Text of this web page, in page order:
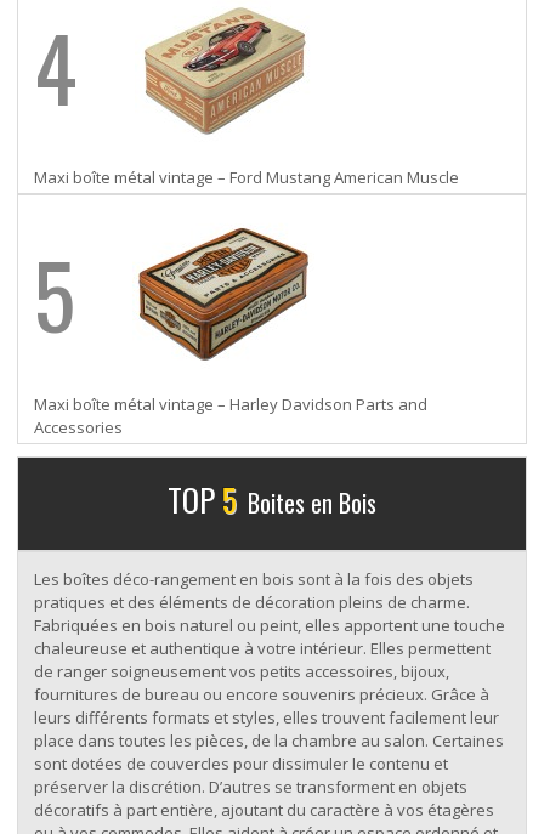
4
Maxi boîte métal vintage – Ford Mustang American Muscle
5
Maxi boîte métal vintage – Harley Davidson Parts and
Accessories
TOP5 Boites en Bois
Les boîtes déco-rangement en bois sont à la fois des objets
pratiques et des éléments de décoration pleins de charme.
Fabriquées en bois naturel ou peint, elles apportent une touche
chaleureuse et authentique à votre intérieur. Elles permettent
de ranger soigneusement vos petits accessoires, bijoux,
fournitures de bureau ou encore souvenirs précieux. Grâce à
leurs différents formats et styles, elles trouvent facilement leur
place dans toutes les pièces, de la chambre au salon. Certaines
sont dotées de couvercles pour dissimuler le contenu et
préserver la discrétion. D’autres se transforment en objets
décoratifs à part entière, ajoutant du caractère à vos étagères